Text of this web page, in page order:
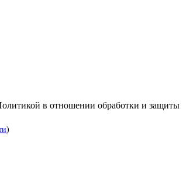
в отношении обработки и защиты
)